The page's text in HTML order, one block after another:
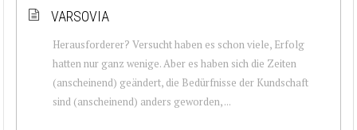
VARSOVIA
Herausforderer? Versucht haben es schon viele, Erfolg
hatten nur ganz wenige. Aber es haben sich die Zeiten
(anscheinend) geändert, die Bedürfnisse der Kundschaft
sind (anscheinend) anders geworden, ...